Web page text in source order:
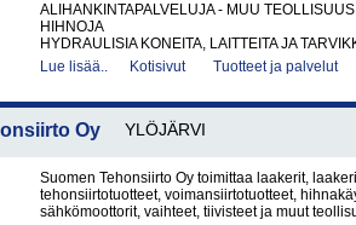
ALIHANKINTAPALVELUJA - MUU TEOLLISUUS
HIHNOJA
HYDRAULISIA KONEITA, LAITTEITA JA
Lue lisää..
Kotisivut Tuotteet ja palvelut
Oy YLÖJÄRVI
Suomen Tehonsiirto Oy toimittaa laakerit,
tehonsiirtotuotteet, voimansiirtotuotteet,
sähkömoottorit, vaihteet, tiivisteet ja muut